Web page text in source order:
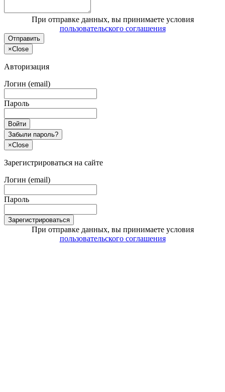
При отправке данных, вы принимаете условия
пользовательского соглашения
Отправить
×Close
Авторизация
Логин (email)
Пароль
Войти
Забыли пароль?
×Close
Зарегистрироваться на сайте
Логин (email)
Пароль
Зарегистрироваться
При отправке данных, вы принимаете условия
пользовательского соглашения